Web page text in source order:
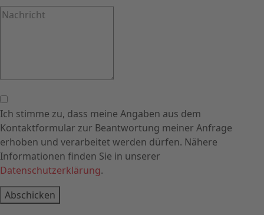
Ich stimme zu, dass meine Angaben aus dem
Kontaktformular zur Beantwortung meiner Anfrage
erhoben und verarbeitet werden dürfen. Nähere
Informationen finden Sie in unserer
Datenschutzerklärung.
Abschicken